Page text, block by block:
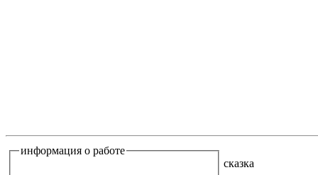
информация о работе
сказка